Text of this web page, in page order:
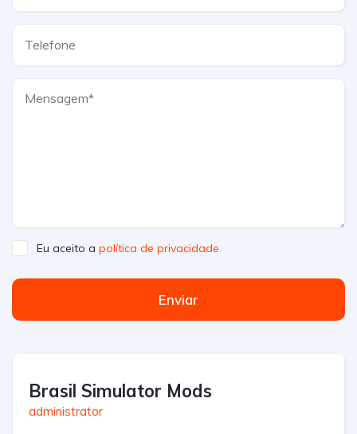
Eu aceito a política de privacidade
Enviar
Brasil Simulator Mods
administrator